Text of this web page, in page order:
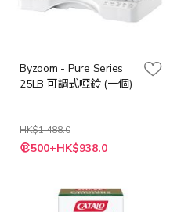
Byzoom - Pure Series
25LB 可調式啞鈴 (一個)
HK$1,488.0
特
殊 500+HK$938.0